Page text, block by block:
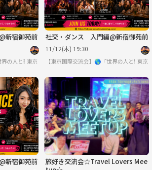
新宿御苑前
界の人と繋りたい」違う世界見てみたい方は必見 ※英語喋
東京
社交・ダンス 入門編@新宿御苑前
11/12(木) 19:30
【東京国際交流会】🌎「世界の人と繋り
東京
新宿御苑前
旅好き交流会☆Travel Lovers Mee